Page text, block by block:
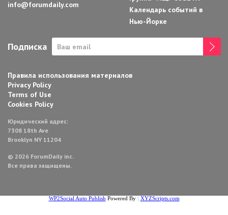
info@forumdaily.com
Календарь событий в
Нью-Йорке
Подписка
Правила использования материалов
Privacy Policy
Terms of Use
Cookies Policy
Юридический адрес:
7308 18th Ave
Brooklyn NY 11204
© 2026 ForumDaily inc.
Все права защищены.
WP2Social Auto Publish Powered By : XYZScripts.com